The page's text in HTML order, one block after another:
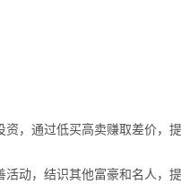
，通过低买高卖赚取差价，
动，结识其他富豪和名人，